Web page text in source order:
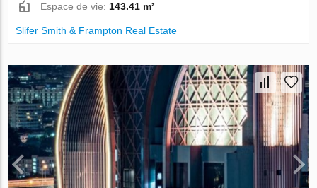
Espace de vie: 143.41 m²
Slifer Smith & Frampton Real Estate